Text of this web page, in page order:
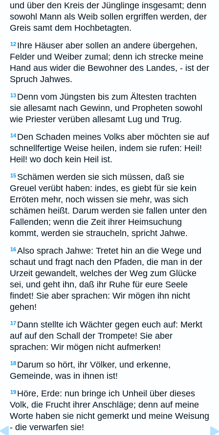
und über den Kreis der Jünglinge insgesamt; denn
sowohl Mann als Weib sollen ergriffen werden, der
Greis samt dem Hochbetagten.
12 Ihre Häuser aber sollen an andere übergehen,
Felder und Weiber zumal; denn ich strecke meine
Hand aus wider die Bewohner des Landes, - ist der
Spruch Jahwes.
13 Denn vom Jüngsten bis zum Ältesten trachten
sie allesamt nach Gewinn, und Propheten sowohl
wie Priester verüben allesamt Lug und Trug.
14 Den Schaden meines Volks aber möchten sie auf
schnellfertige Weise heilen, indem sie rufen: Heil!
Heil! wo doch kein Heil ist.
15 Schämen werden sie sich müssen, daß sie
Greuel verübt haben: indes, es giebt für sie kein
Erröten mehr, noch wissen sie mehr, was sich
schämen heißt. Darum werden sie fallen unter den
Fallenden; wenn die Zeit ihrer Heimsuchung
kommt, werden sie straucheln, spricht Jahwe.
16Also sprach Jahwe: Tretet hin an die Wege und
schaut und fragt nach den Pfaden, die man in der
Urzeit gewandelt, welches der Weg zum Glücke
sei, und geht ihn, daß ihr Ruhe für eure Seele
findet! Sie aber sprachen: Wir mögen ihn nicht
gehen!
17 Dann stellte ich Wächter gegen euch auf: Merkt
auf auf den Schall der Trompete! Sie aber
sprachen: Wir mögen nicht aufmerken!
18 Darum so hört, ihr Völker, und erkenne,
Gemeinde, was in ihnen ist!
19 Höre, Erde: nun bringe ich Unheil über dieses
Volk, die Frucht ihrer Anschläge; denn auf meine
Worte haben sie nicht gemerkt und meine Weisung
- die verwarfen sie!